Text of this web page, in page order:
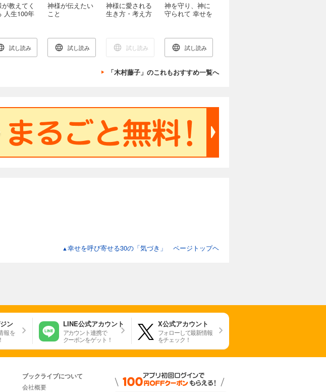
教えてく
人生100年
試し読み
神様が伝えたい
こと
試し読み
神様に愛される
生き方・考え方
試し読み
神を守り、神に
守られて 幸せを
試し読み
「木村藤子」のこれもおすすめ一覧へ
▲幸せを呼び寄せる30の「気づき」 ページトップヘ
ン
報を
LINE公式アカウント
アカウント連携で
クーポンをゲット！
X公式アカウント
フォローして最新情報
をチェック！
ブックライブについて
会社概要